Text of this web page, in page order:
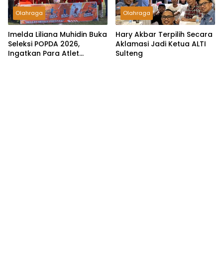
Olahraga
Imelda Liliana Muhidin Buka
Seleksi POPDA 2026,
Ingatkan Para Atlet
Olahraga
Hary Akbar Terpilih Secara
Aklamasi Jadi Ketua ALTI
Sulteng